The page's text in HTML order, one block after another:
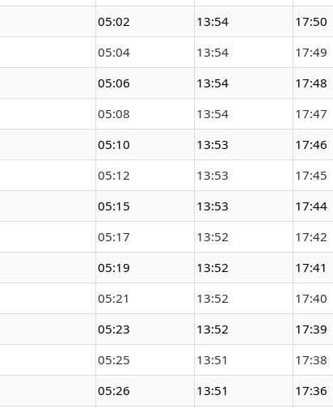
05:02 13:54 17:50
05:04 13:54 17:49
05:06 13:54 17:48
05:08 13:54 17:47
05:10 13:53 17:46
05:12 13:53 17:45
05:15 13:53 17:44
05:17 13:52 17:42
05:19 13:52 17:41
05:21 13:52 17:40
05:23 13:52 17:39
05:25 13:51 17:38
05:26 13:51 17:36